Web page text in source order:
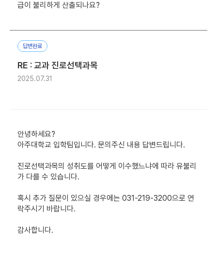
급이 불리하게 산출되나요?
답변완료
RE : 교과 진로선택과목
2025.07.31
안녕하세요?
아주대학교 입학팀입니다. 문의주신 내용 답변드립니다.
진로선택과목의 성취도를 어떻게 이수했느냐에 따라 유불리
가 다를 수 있습니다.
혹시 추가 질문이 있으실 경우에는 031-219-3200으로 연
락주시기 바랍니다.
감사합니다.